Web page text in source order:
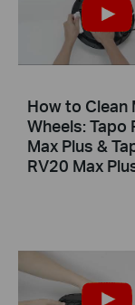
How to Clean
Wheels: Tapo
Max Plus &
RV20 Max